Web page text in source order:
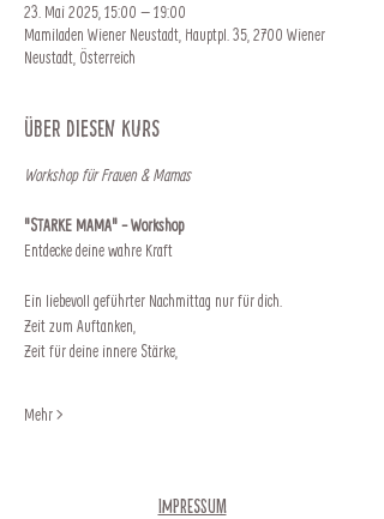
23. Mai 2025, 15:00 – 19:00
Mamiladen Wiener Neustadt, Hauptpl. 35, 2700 Wiener
Neustadt, Österreich
Über diesen Kurs
Workshop für Frauen & Mamas
"STARKE MAMA" - Workshop
Entdecke deine wahre Kraft
Ein liebevoll geführter Nachmittag nur für dich.
Zeit zum Auftanken,
Zeit für deine innere Stärke,
Mehr >
Impressum